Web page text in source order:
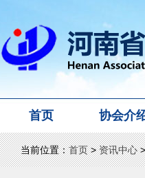
首页 协会介
当前位置：首页>资讯中心